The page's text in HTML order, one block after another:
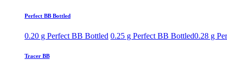
Perfect BB Bottled
0.20 g Perfect BB Bottled 0.25 g Perfect BB Bottled0.28 g
Tracer BB